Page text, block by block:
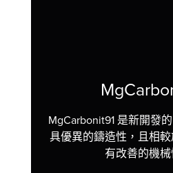
MgCarbonit91 是新開發
具優異的鑄造性，且相
有改善的機械